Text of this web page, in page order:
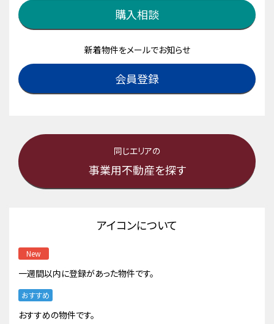
購入相談
新着物件をメールでお知らせ
会員登録
同じエリアの
事業用不動産を探す
アイコンについて
New
一週間以内に登録があった物件です。
おすすめ
おすすめの物件です。